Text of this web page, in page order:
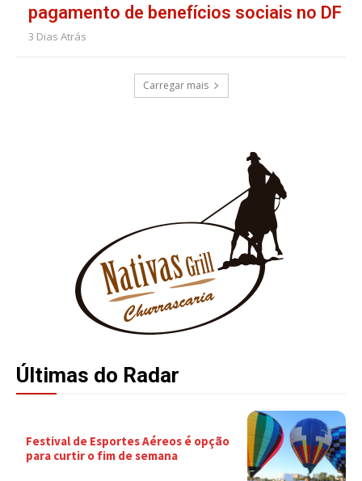
pagamento de benefícios sociais no DF
3 Dias Atrás
Carregar mais
Últimas do Radar
Festival de Esportes Aéreos é opção
para curtir o fim de semana